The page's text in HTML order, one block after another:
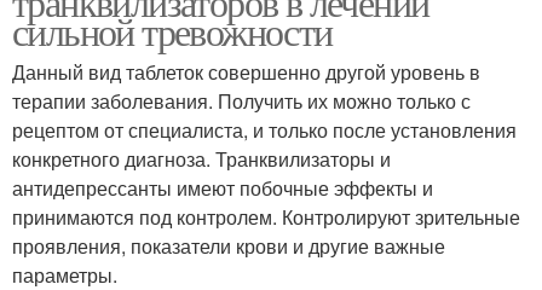
сильной тревожности
Данный вид таблеток совершенно другой уровень в
терапии заболевания. Получить их можно только с
рецептом от специалиста, и только после установления
конкретного диагноза. Транквилизаторы и
антидепрессанты имеют побочные эффекты и
принимаются под контролем. Контролируют зрительные
проявления, показатели крови и другие важные
параметры.